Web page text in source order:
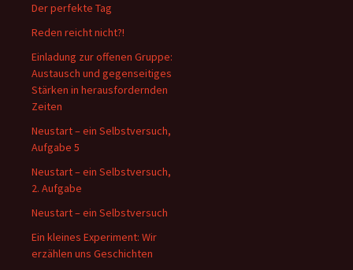
Der perfekte Tag
Reden reicht nicht?!
Einladung zur offenen Gruppe:
Austausch und gegenseitiges
Stärken in herausfordernden
Zeiten
Neustart – ein Selbstversuch,
Aufgabe 5
Neustart – ein Selbstversuch,
2. Aufgabe
Neustart – ein Selbstversuch
Ein kleines Experiment: Wir
erzählen uns Geschichten